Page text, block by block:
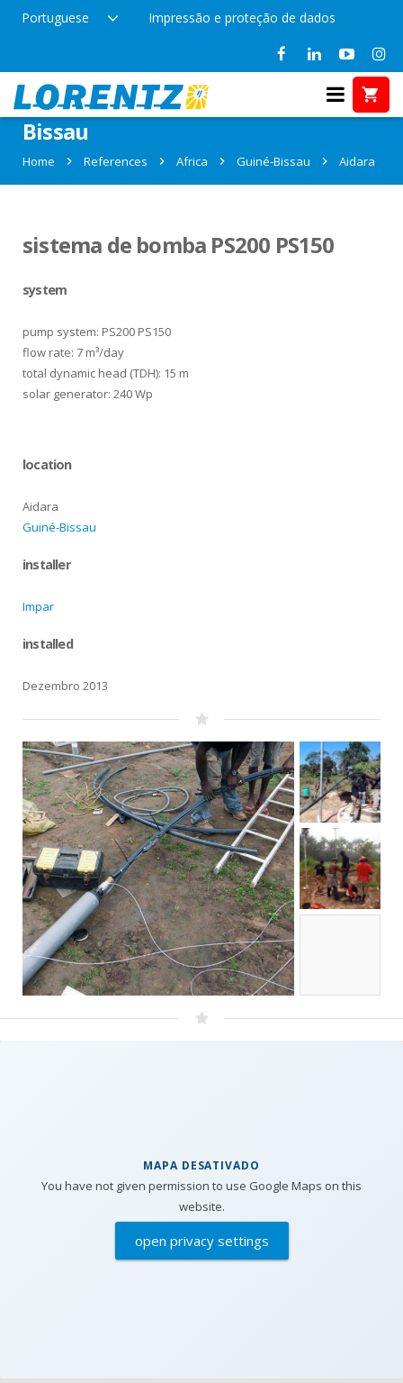
Portuguese Impressão e proteção de dados
References in Aidara, Guiné-
Bissau
Home References Africa Guiné-Bissau Aidara
sistema de bomba PS200 PS150
system
pump system: PS200 PS150
flow rate: 7 m³/day
total dynamic head (TDH): 15 m
solar generator: 240 Wp
location
Aidara
Guiné-Bissau
installer
Impar
installed
Dezembro 2013
MAPA DESATIVADO
You have not given permission to use Google Maps on this
website.
open privacy settings